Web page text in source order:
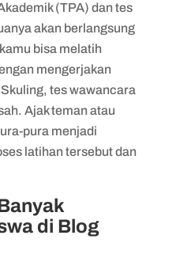
(TPA) dan tes
akan berlangsung
bisa melatih
mengerjakan
tes wawancara
Ajak teman atau
pura menjadi
latihan tersebut dan
di Blog